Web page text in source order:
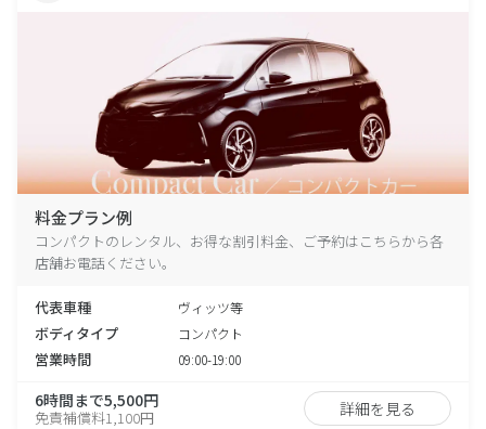
料金プラン例
コンパクトのレンタル、お得な割引料金、ご予約はこちらから各
店舗お電話ください。
代表車種 ヴィッツ等
ボディタイプ コンパクト
営業時間 09:00-19:00
6時間まで5,500円
免責補償料1,100円 詳細を見る